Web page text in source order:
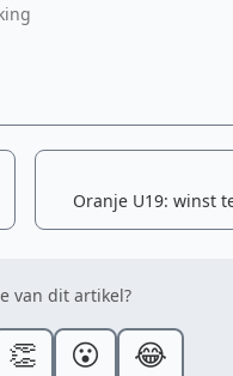
Oranje U19: winst
van dit artikel?
👏 😮 😂